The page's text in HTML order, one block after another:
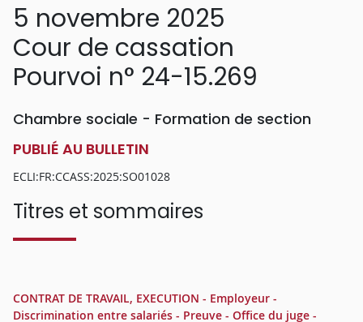
5 novembre 2025
Cour de cassation
Pourvoi n° 24-15.269
Chambre sociale - Formation de section
PUBLIÉ AU BULLETIN
ECLI:FR:CCASS:2025:SO01028
Titres et sommaires
CONTRAT DE TRAVAIL, EXECUTION - Employeur -
Discrimination entre salariés - Preuve - Office du juge -